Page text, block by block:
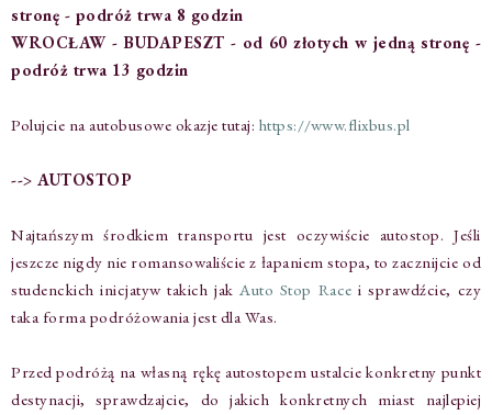
stronę - podróż trwa 8 godzin
WROCŁAW - BUDAPESZT - od 60 złotych w jedną stronę -
podróż trwa 13 godzin
Polujcie na autobusowe okazje tutaj: https://www.flixbus.pl
--> AUTOSTOP
Najtańszym środkiem transportu jest oczywiście autostop. Jeśli
jeszcze nigdy nie romansowaliście z łapaniem stopa, to zacznijcie od
studenckich inicjatyw takich jakAuto Stop Race i sprawdźcie, czy
taka forma podróżowania jest dla Was.
Przed podróżą na własną rękę autostopem ustalcie konkretny punkt
destynacji, sprawdzajcie, do jakich konkretnych miast najlepiej